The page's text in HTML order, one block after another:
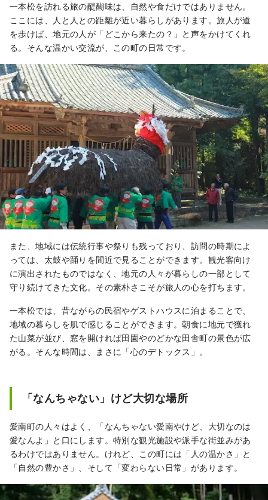
一本松を訪れる旅の醍醐味は、自然や食だけではありません。
ここには、人と人との距離が近い暮らしがあります。旅人が道
を歩けば、地元の人が「どこから来たの？」と声をかけてくれ
る。そんな温かい交流が、この町の日常です。
また、地域には伝統行事や祭りも残っており、訪問の時期によ
っては、太鼓や踊りを間近で見ることができます。観光客向け
に演出されたものではなく、地元の人々が暮らしの一部として
守り続けてきた文化。その素朴さこそが旅人の心を打ちます。
一本松では、昔ながらの民宿やゲストハウスに泊まることで、
地域の暮らしを肌で感じることができます。朝食に地元で獲れ
た山菜が並び、窓を開ければ田園やのどかな田舎町の景色が広
がる。そんな時間は、まさに「心のデトックス」。
「なんちゃない」けど大切な場所
愛南町の人々はよく、「なんちゃない愛南やけど、大切なのは
愛なんよ」と口にします。特別な観光施設や派手な街並みがあ
るわけではありません。けれど、この町には「人の温かさ」と
「自然の豊かさ」、そして「変わらない日常」があります。